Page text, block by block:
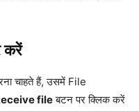
करें
चाहते हैं, उसमें File
fileबटन पर क्लिक करें